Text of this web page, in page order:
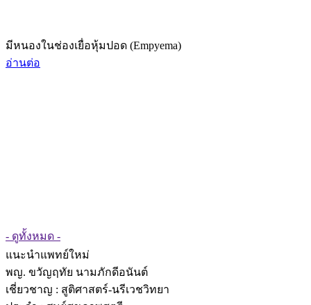
มีหนองในช่องเยื่อหุ้มปอด (Empyema)
อ่านต่อ
- ดูทั้งหมด -
แนะนำแพทย์ใหม่
พญ. ขวัญฤทัย นามภักดีอนันต์
เชี่ยวชาญ : สูติศาสตร์-นรีเวชวิทยา